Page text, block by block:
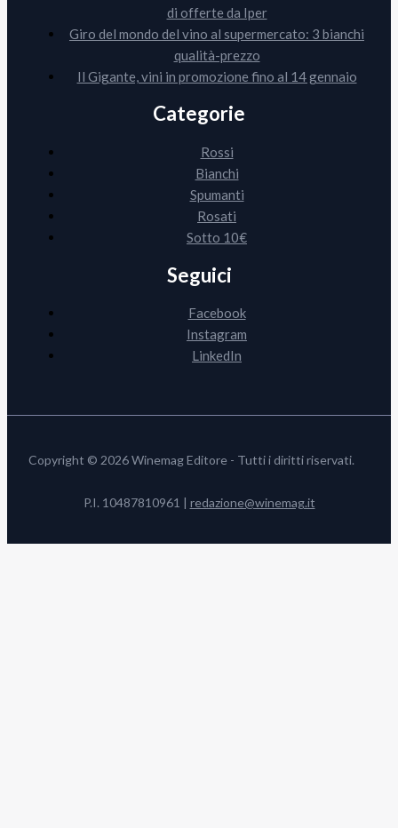
di offerte da Iper
Giro del mondo del vino al supermercato: 3 bianchi
qualità-prezzo
Il Gigante, vini in promozione fino al 14 gennaio
Categorie
Rossi
Bianchi
Spumanti
Rosati
Sotto 10€
Seguici
Facebook
Instagram
LinkedIn
Copyright © 2026 Winemag Editore - Tutti i diritti riservati.
P.I. 10487810961 | redazione@winemag.it